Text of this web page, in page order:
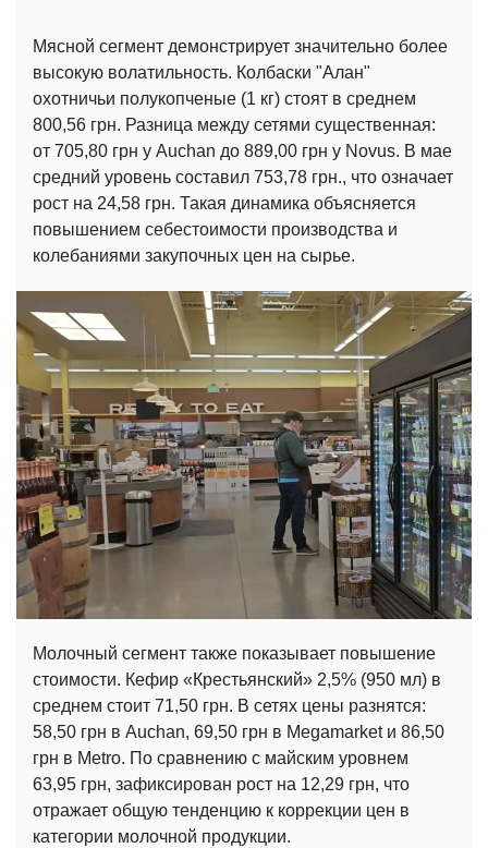
Мясной сегмент демонстрирует значительно более
высокую волатильность. Колбаски "Алан"
охотничьи полукопченые (1 кг) стоят в среднем
800,56 грн. Разница между сетями существенная:
от 705,80 грн у Auchan до 889,00 грн у Novus. В мае
средний уровень составил 753,78 грн., что означает
рост на 24,58 грн. Такая динамика объясняется
повышением себестоимости производства и
колебаниями закупочных цен на сырье.
Молочный сегмент также показывает повышение
стоимости. Кефир «Крестьянский» 2,5% (950 мл) в
среднем стоит 71,50 грн. В сетях цены разнятся:
58,50 грн в Auchan, 69,50 грн в Megamarket и 86,50
грн в Metro. По сравнению с майским уровнем
63,95 грн, зафиксирован рост на 12,29 грн, что
отражает общую тенденцию к коррекции цен в
категории молочной продукции.